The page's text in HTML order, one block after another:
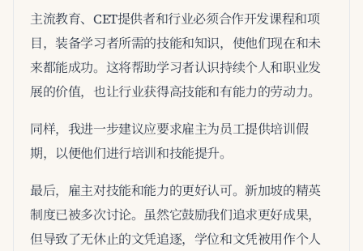
主流教育、CET提供者和行业必须合作开发课程和项
目，装备学习者所需的技能和知识，使他们现在和未
来都能成功。这将帮助学习者认识持续个人和职业发
展的价值，也让行业获得高技能和有能力的劳动力。
同样，我进一步建议应要求雇主为员工提供培训假
期，以便他们进行培训和技能提升。
最后，雇主对技能和能力的更好认可。新加坡的精英
制度已被多次讨论。虽然它鼓励我们追求更好成果，
但导致了无休止的文凭追逐，学位和文凭被用作个人